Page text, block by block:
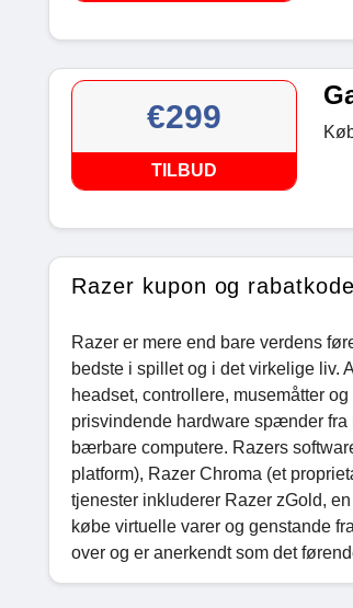
€299
TILBUD
Razer kupon og rabatkode
Razer er mere end bare verdens
bedste i spillet og i det virkelige liv.
headset, controllere, musemåtter
prisvindende hardware spænder
bærbare computere. Razers
platform), Razer Chroma (et
tjenester inkluderer Razer zGold,
købe virtuelle varer og genstande
over og er anerkendt som det